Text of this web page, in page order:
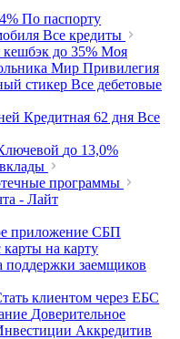
По паспорту
Все кредиты
кешбэк до 35% Моя
Мир Привилегия
стикер Все дебетовые
Кредитная 62 дня Все
до 13,0%
программы
- Лайт
приложение СБП
на карту
поддержки заемщиков
клиентом через ЕБС
Доверительное
Аккредитив